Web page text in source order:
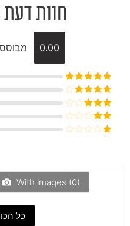
חוות
0.00 מבוסס על 0
דורג5מתוך
דורג4
מתוך 5
דורג3
דורג
5
With images (0)
כל